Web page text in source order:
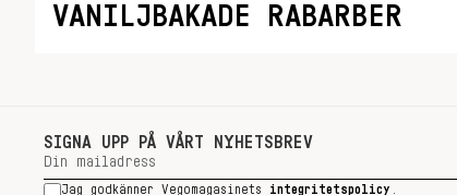
VANILJBAKADE RABARBER
SIGNA UPP PÅ VÅRT NYHETSBREV
Jag godkänner Vegomagasinets integritetspolicy